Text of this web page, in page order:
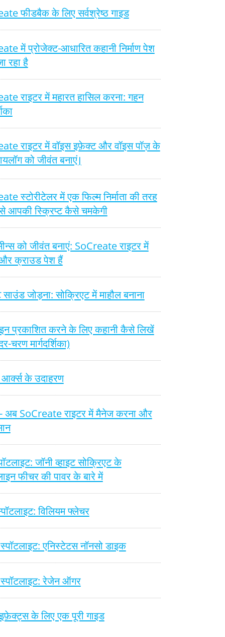
फीडबैक के लिए सर्वश्रेष्ठ गाइड
में प्रोजेक्ट-आधारित कहानी निर्माण पेश
रहा है
राइटर में महारत हासिल करना: गहन
राइटर में वॉइस इफ़ेक्ट और वॉइस पॉज़ के
को जीवंत बनाएं।
स्टोरीटेलर में एक फिल्म निर्माता की तरह
आपकी स्क्रिप्ट कैसे चमकेगी
को जीवंत बनाएं: SoCreate राइटर में
क्राउड पेश हैं
साउंड जोड़ना: सोक्रिएट में माहौल बनाना
प्रकाशित करने के लिए कहानी कैसे लिखें
चरण मार्गदर्शिका)
आर्क्स के उदाहरण
- अब SoCreate राइटर में मैनेज करना और
जॉनी व्हाइट सोक्रिएट के
फीचर की पावर के बारे में
विलियम फ्लेचर
एनिस्टेटस नॉनसो डाइक
रेजेन ऑगर
के लिए एक पूरी गाइड